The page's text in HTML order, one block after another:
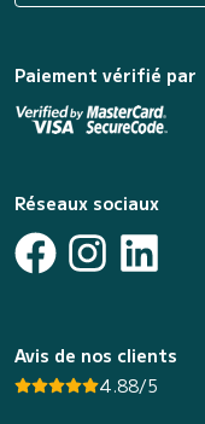
Paiement vérifié par
Réseaux sociaux
Avis de nos clients
4.88/5